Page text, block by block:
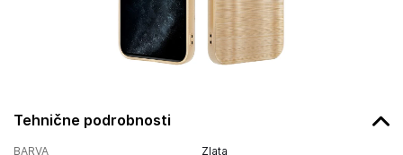
Tehnične podrobnosti
BARVA
Zlata